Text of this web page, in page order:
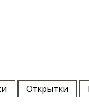
Открытки